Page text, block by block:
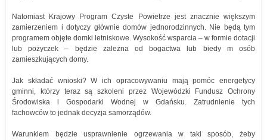
Natomiast Krajowy Program Czyste Powietrze jest znacznie większym
zamierzeniem i dotyczy głównie domów jednorodzinnych. Nie będą tym
programem objęte domki letniskowe. Wysokość wsparcia – w formie dotacji
lub pożyczek – będzie zależna od bogactwa lub biedy m osób
zamieszkujących domy.
Jak składać wnioski? W ich opracowywaniu mają pomóc energetycy
gminni, którzy teraz są szkoleni przez Wojewódzki Fundusz Ochrony
Środowiska i Gospodarki Wodnej w Gdańsku. Zatrudnienie tych
fachowców to jednak decyzja samorządów.
Warunkiem będzie usprawnienie ogrzewania w taki sposób, żeby